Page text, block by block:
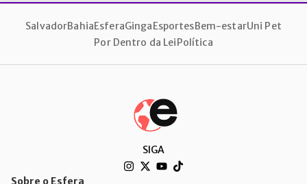
SalvadorBahiaEsferaGingaEsportesBem-estarUni Pet
Por Dentro da LeiPolítica
SIGA
Sobre o Esfera